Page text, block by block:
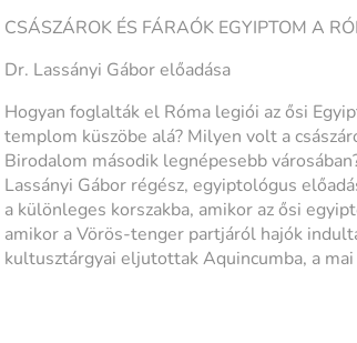
CSÁSZÁROK ÉS FÁRAÓK EGYIPTOM A
Dr. Lassányi Gábor előadása
Hogyan foglalták el Róma legiói az ősi
templom küszöbe alá? Milyen volt a
Birodalom második legnépesebb
Lassányi Gábor régész, egyiptológus
a különleges korszakba, amikor az ősi
amikor a Vörös-tenger partjáról hajók
kultusztárgyai eljutottak Aquincumba, a